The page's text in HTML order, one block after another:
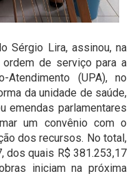
Sérgio Lira, assinou, na
ordem de serviço para a
(UPA), no
da unidade de saúde,
emendas parlamentares
um convênio com o
dos recursos. No total,
dos quais R$ 381.253,17
iniciam na próxima